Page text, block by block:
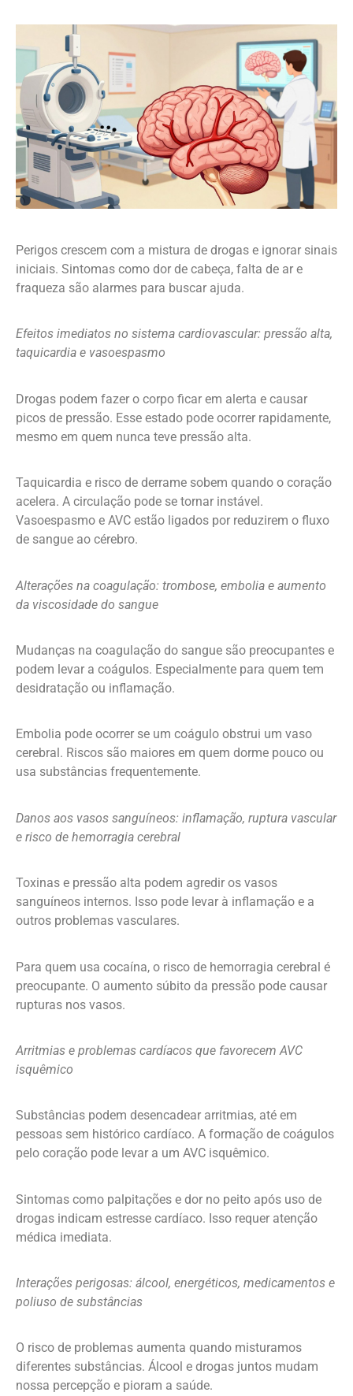
Perigos crescem com a mistura de drogas e ignorar sinais
iniciais. Sintomas como dor de cabeça, falta de ar e
fraqueza são alarmes para buscar ajuda.
Efeitos imediatos no sistema cardiovascular: pressão alta,
taquicardia e vasoespasmo
Drogas podem fazer o corpo ficar em alerta e causar
picos de pressão. Esse estado pode ocorrer rapidamente,
mesmo em quem nunca teve pressão alta.
Taquicardia e risco de derrame sobem quando o coração
acelera. A circulação pode se tornar instável.
Vasoespasmo e AVC estão ligados por reduzirem o fluxo
de sangue ao cérebro.
Alterações na coagulação: trombose, embolia e aumento
da viscosidade do sangue
Mudanças na coagulação do sangue são preocupantes e
podem levar a coágulos. Especialmente para quem tem
desidratação ou inflamação.
Embolia pode ocorrer se um coágulo obstrui um vaso
cerebral. Riscos são maiores em quem dorme pouco ou
usa substâncias frequentemente.
Danos aos vasos sanguíneos: inflamação, ruptura vascular
e risco de hemorragia cerebral
Toxinas e pressão alta podem agredir os vasos
sanguíneos internos. Isso pode levar à inflamação e a
outros problemas vasculares.
Para quem usa cocaína, o risco de hemorragia cerebral é
preocupante. O aumento súbito da pressão pode causar
rupturas nos vasos.
Arritmias e problemas cardíacos que favorecem AVC
isquêmico
Substâncias podem desencadear arritmias, até em
pessoas sem histórico cardíaco. A formação de coágulos
pelo coração pode levar a um AVC isquêmico.
Sintomas como palpitações e dor no peito após uso de
drogas indicam estresse cardíaco. Isso requer atenção
médica imediata.
Interações perigosas: álcool, energéticos, medicamentos e
poliuso de substâncias
O risco de problemas aumenta quando misturamos
diferentes substâncias. Álcool e drogas juntos mudam
nossa percepção e pioram a saúde.